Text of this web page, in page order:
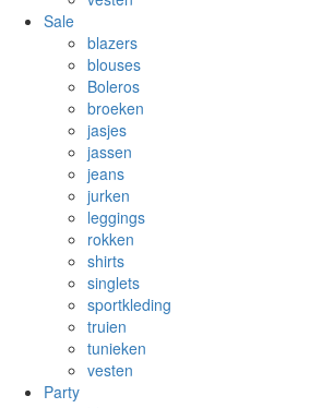
Sale
blazers
blouses
Boleros
broeken
jasjes
jassen
jeans
jurken
leggings
rokken
shirts
singlets
sportkleding
truien
tunieken
vesten
Party